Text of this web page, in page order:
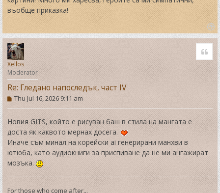
въобще приказка!
T
o
p
Xellos
Moderator
Re: Гледано напоследък, част IV
P
o
s
t
Thu Jul 16, 2026 9:11 am
Новия GITS, който е рисуван баш в стила на мангата е
доста як каквото мернах досега.
Иначе съм минал на корейски ai генерирани манхви в
ютюба, като аудиокниги за приспиване да не ми ангажират
мозъка.
For those who come after...